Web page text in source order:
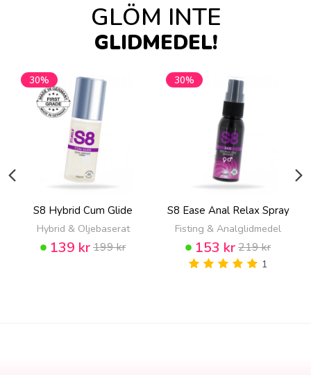
GLÖM INTE
GLIDMEDEL!
30%
S8 Hybrid Cum Glide
Hybrid & Oljebaserat
139 kr199 kr
30%
S8 Ease Anal Relax Spray
Fisting & Analglidmedel
153 kr219 kr
1